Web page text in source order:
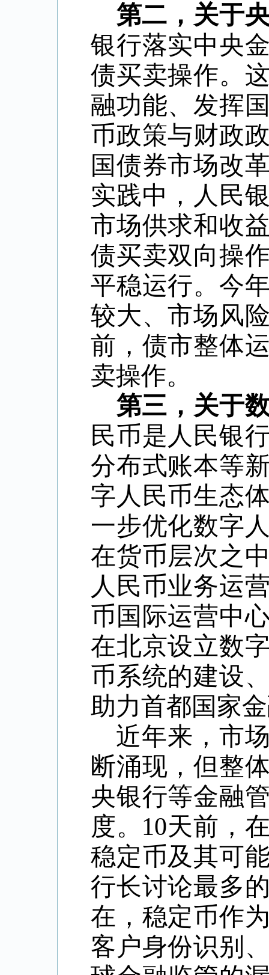
第二，关于
银行落实中央
债买卖操作。
融功能、发挥
币政策与财政
国债券市场改
实践中，人民
市场供求和收
债买卖双向操
平稳运行。今
较大、市场风
前，债市整体
卖操作。
第三，关于
民币是人民银
分布式账本等
字人民币生态
一步优化数字
在货币层次之
人民币业务运
币国际运营中
在北京设立数
币系统的建设
助力首都国家
近年来，市
断涌现，但整
央银行等金融
度。 10天前，
稳定币及其可
行长讨论最多
在，稳定币作
客户身份识别